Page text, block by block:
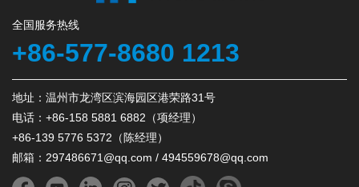
全国服务热线
+86-577-8680 1213
地址：温州市龙湾区滨海园区港荣路31号
电话：+86-158 5881 6882（项经理）
+86-139 5776 5372（陈经理）
邮箱：297486671@qq.com / 494559678@qq.com